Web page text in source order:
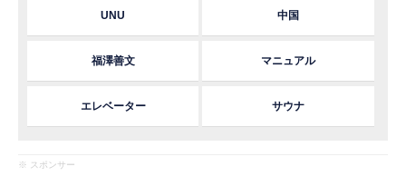
UNU 中国
福澤善文 マニュアル
エレベーター サウナ
※ スポンサー